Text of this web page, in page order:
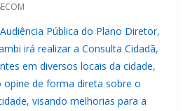
Pública do Plano Diretor,
irá realizar a Consulta Cidadã,
em diversos locais da cidade,
opine de forma direta sobre o
visando melhorias para a